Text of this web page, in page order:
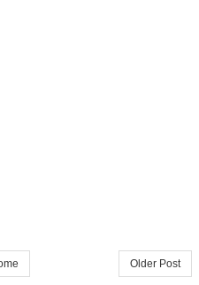
Older Post